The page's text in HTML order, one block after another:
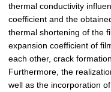
thermal conductivity
coefficient and the
thermal shortening of the
expansion coefficient of
each other, crack
Furthermore, the
well as the incorporation